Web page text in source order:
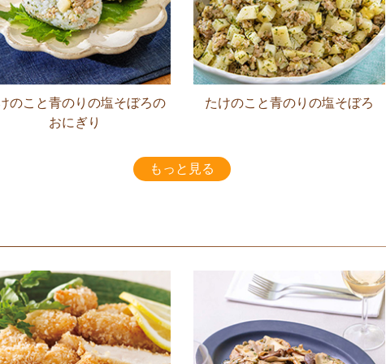
のこと青のりの塩そぼろの
おにぎり
たけのこと青のりの塩そぼろ
もっと見る